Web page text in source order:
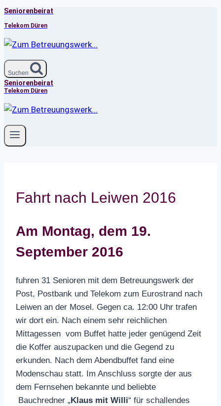
Zum
Inhalt
springen
Seniorenbeirat
Telekom Düren
Suchen
Seniorenbeirat
Telekom Düren
Fahrt nach Leiwen 2016
Am Montag, dem 19.
September 2016
fuhren 31 Senioren mit dem Betreuungswerk der
Post, Postbank und Telekom zum Eurostrand nach
Leiwen an der Mosel. Gegen ca. 12:00 Uhr trafen
wir dort ein. Nach einem sehr reichlichen
Mittagessen vom Buffet hatte jeder genügend Zeit
die Koffer auszupacken und die Gegend zu
erkunden. Nach dem Abendbuffet fand eine
Modenschau statt. Im Anschluss sorgte der aus
dem Fernsehen bekannte und beliebte
Bauchredner „ Klaus mit Willi“ für schallendes